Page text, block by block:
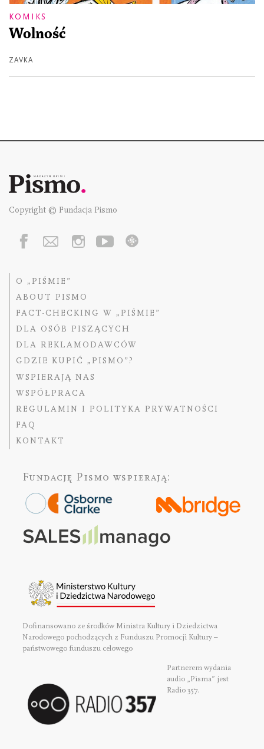
KOMIKS
Wolność
ZAVKA
Copyright © Fundacja Pismo
O „PIŚMIE”
ABOUT PISMO
FACT-CHECKING W „PIŚMIE”
DLA OSÓB PISZĄCYCH
DLA REKLAMODAWCÓW
GDZIE KUPIĆ „PISMO”?
WSPIERAJĄ NAS
WSPÓŁPRACA
REGULAMIN I POLITYKA PRYWATNOŚCI
FAQ
KONTAKT
Fundację Pismo wspierają:
Dofinansowano ze środków Ministra Kultury i Dziedzictwa
Narodowego pochodzących z Funduszu Promocji Kultury –
państwowego funduszu celowego
Partnerem wydania
audio „Pisma” jest
Radio 357.